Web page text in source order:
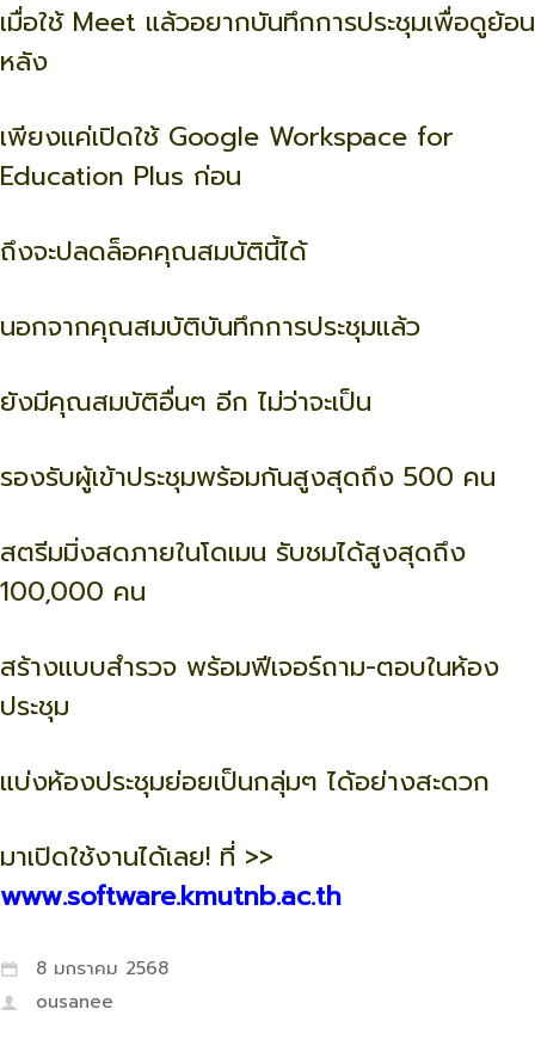
เมื่อใช้ Meet แล้วอยากบันทึกการประชุมเพื่อดูย้อน
หลัง
เพียงแค่เปิดใช้ Google Workspace for
Education Plus ก่อน
ถึงจะปลดล็อคคุณสมบัตินี้ได้
นอกจากคุณสมบัติบันทึกการประชุมแล้ว
ยังมีคุณสมบัติอื่นๆ อีก ไม่ว่าจะเป็น
รองรับผู้เข้าประชุมพร้อมกันสูงสุดถึง 500 คน
สตรีมมิ่งสดภายในโดเมน รับชมได้สูงสุดถึง
100,000 คน
สร้างแบบสำรวจ พร้อมฟีเจอร์ถาม-ตอบในห้อง
ประชุม
แบ่งห้องประชุมย่อยเป็นกลุ่มๆ ได้อย่างสะดวก
มาเปิดใช้งานได้เลย! ที่ >>
www.software.kmutnb.ac.th
8 มกราคม 2568
ousanee